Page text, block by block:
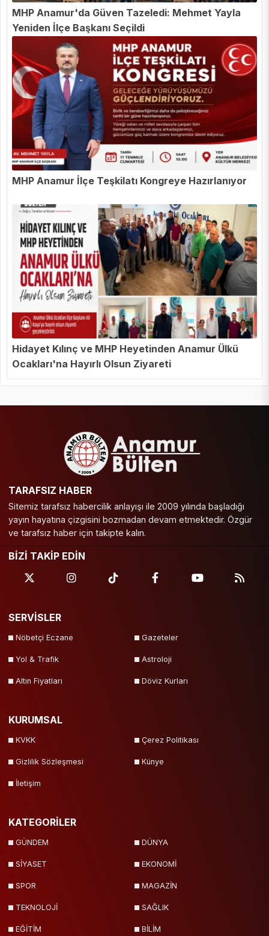
MHP Anamur'da Güven Tazeledi: Mehmet Yayla
Yeniden İlçe Başkanı Seçildi
MHP Anamur İlçe Teşkilatı Kongreye Hazırlanıyor
Hidayet Kılınç ve MHP Heyetinden Anamur Ülkü
Ocakları'na Hayırlı Olsun Ziyareti
TARAFSIZ HABER
Sitemiz tarafsız habercilik anlayışı ile 2009 yılında başladığı
yayın hayatına çizgisini bozmadan devam etmektedir. Özgür
ve tarafsız haber için takipte kalın.
BİZİ TAKİP EDİN
SERVİSLER
Nöbetçi Eczane Gazeteler
Yol & Trafik Astroloji
Altın Fiyatları Döviz Kurları
KURUMSAL
KVKK Çerez Politikası
Gizlilik Sözleşmesi Künye
İletişim
KATEGORİLER
GÜNDEM DÜNYA
SİYASET EKONOMİ
SPOR MAGAZİN
TEKNOLOJİ SAĞLIK
EĞİTİM BİLİM